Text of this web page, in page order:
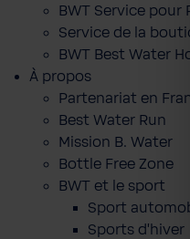
BWT Service pour
Service de la
BWT Best Water
À propos
Partenariat en
Best Water Run
Mission B. Water
Bottle Free Zone
BWT et le sport
Sport
Sports d'hiver